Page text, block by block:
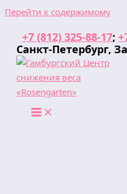
Перейти к содержимому
+7 (812) 325-88-17;
Санкт-Петербург,